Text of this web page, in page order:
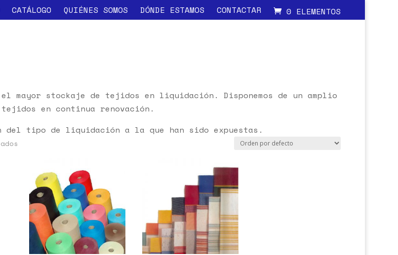
CATÁLOGO QUIÉNES SOMOS DÓNDE ESTAMOS CONTACTAR
0 ELEMENTOS
mayor stockaje de tejidos en liquidación. Disponemos de un amplio
en continua renovación.
del tipo de liquidación a la que han sido expuestas.